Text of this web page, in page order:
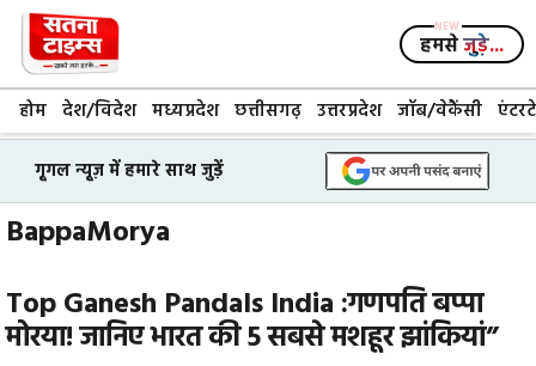
Skip
content
हमसेजुड़े...
होम देश/विदेश मध्यप्रदेश छत्तीसगढ़ उत्तरप्रदेश जॉब/वेकैंसी
गूगल न्यूज़ में हमारे साथ जुड़ें
BappaMorya
Top Ganesh Pandals India :गणपति बप्पा
मोरया! जानिए भारत की 5 सबसे मशहूर झांकियां”